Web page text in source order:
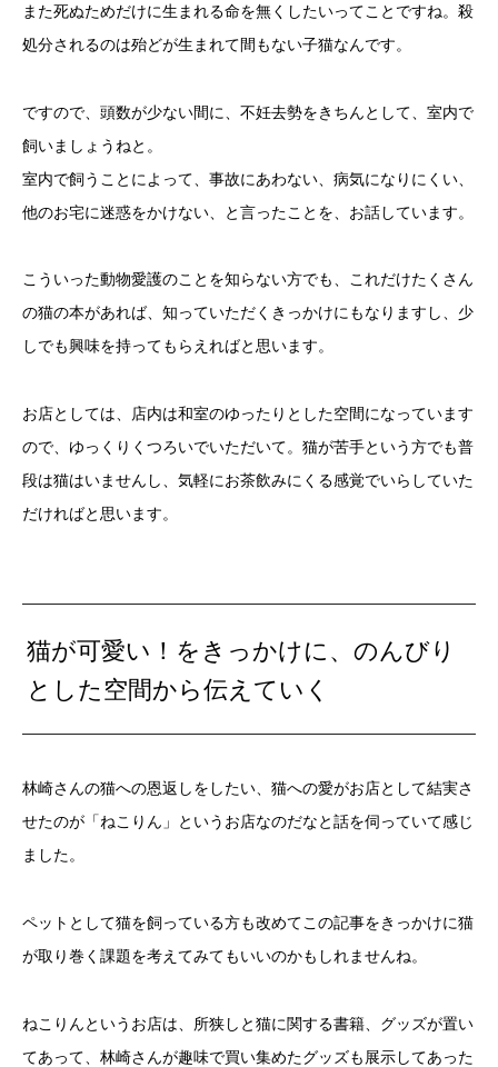
また死ぬためだけに生まれる命を無くしたいってことですね。殺
処分されるのは殆どが生まれて間もない子猫なんです。
ですので、頭数が少ない間に、不妊去勢をきちんとして、室内で
飼いましょうねと。
室内で飼うことによって、事故にあわない、病気になりにくい、
他のお宅に迷惑をかけない、と言ったことを、お話しています。
こういった動物愛護のことを知らない方でも、これだけたくさん
の猫の本があれば、知っていただくきっかけにもなりますし、少
しでも興味を持ってもらえればと思います。
お店としては、店内は和室のゆったりとした空間になっています
ので、ゆっくりくつろいでいただいて。猫が苦手という方でも普
段は猫はいませんし、気軽にお茶飲みにくる感覚でいらしていた
だければと思います。
猫が可愛い！をきっかけに、のんびり
とした空間から伝えていく
林崎さんの猫への恩返しをしたい、猫への愛がお店として結実さ
せたのが「ねこりん」というお店なのだなと話を伺っていて感じ
ました。
ペットとして猫を飼っている方も改めてこの記事をきっかけに猫
が取り巻く課題を考えてみてもいいのかもしれませんね。
ねこりんというお店は、所狭しと猫に関する書籍、グッズが置い
てあって、林崎さんが趣味で買い集めたグッズも展示してあった